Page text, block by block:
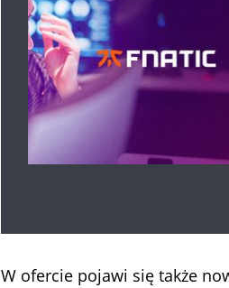
W ofercie pojawi się także